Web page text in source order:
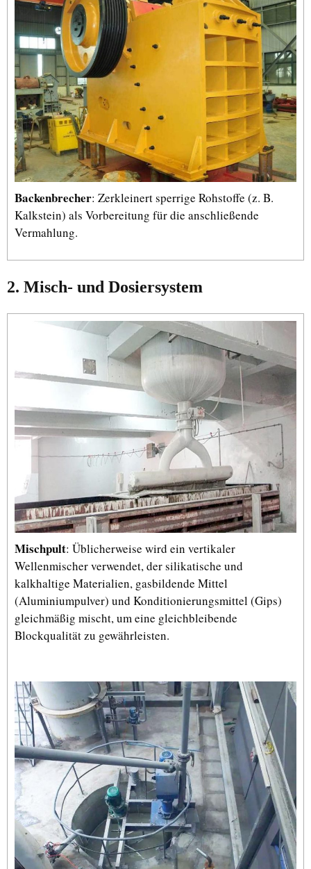
Backenbrecher: Zerkleinert sperrige Rohstoffe (z. B.
Kalkstein) als Vorbereitung für die anschließende
Vermahlung.
2. Misch- und Dosiersystem
Mischpult: Üblicherweise wird ein vertikaler
Wellenmischer verwendet, der silikatische und
kalkhaltige Materialien, gasbildende Mittel
(Aluminiumpulver) und Konditionierungsmittel (Gips)
gleichmäßig mischt, um eine gleichbleibende
Blockqualität zu gewährleisten.